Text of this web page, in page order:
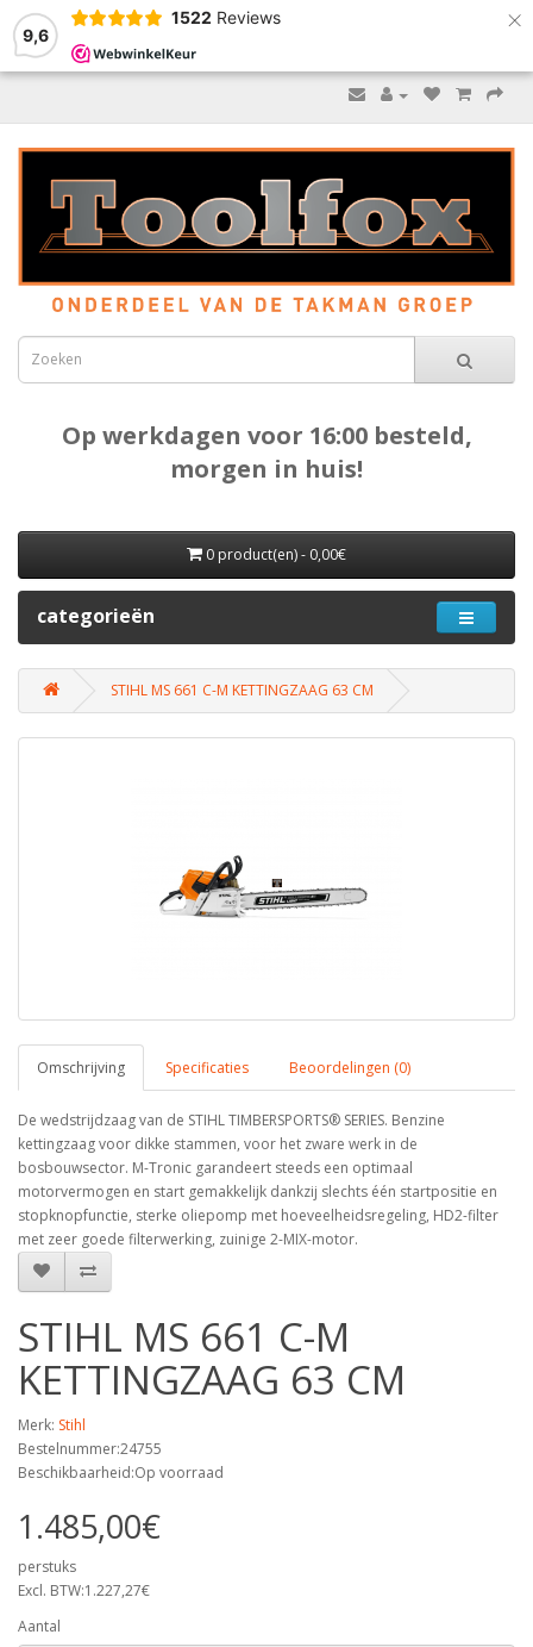
9,6
1522 Reviews ×
Op werkdagen voor 16:00 besteld,
morgen in huis!
0 product(en) - 0,00€
categorieën
STIHL MS 661 C-M KETTINGZAAG 63 CM
Omschrijving Specificaties Beoordelingen (0)
De wedstrijdzaag van de STIHL TIMBERSPORTS® SERIES. Benzine
kettingzaag voor dikke stammen, voor het zware werk in de
bosbouwsector. M-Tronic garandeert steeds een optimaal
motorvermogen en start gemakkelijk dankzij slechts één startpositie en
stopknopfunctie, sterke oliepomp met hoeveelheidsregeling, HD2-filter
met zeer goede filterwerking, zuinige 2-MIX-motor.
STIHL MS 661 C-M
KETTINGZAAG 63 CM
Merk: Stihl
Bestelnummer:24755
Beschikbaarheid:Op voorraad
1.485,00€
perstuks
Excl. BTW:1.227,27€
Aantal